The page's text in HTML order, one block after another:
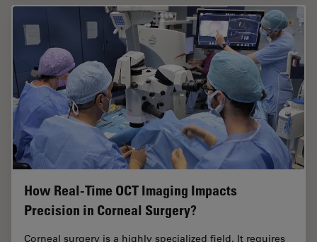
How Real-Time OCT Imaging Impacts
Precision in Corneal Surgery?
Corneal surgery is a highly specialized field. It requires